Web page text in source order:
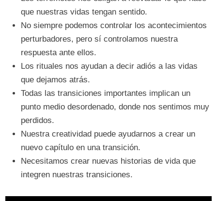
que nuestras vidas tengan sentido.
No siempre podemos controlar los acontecimientos
perturbadores, pero sí controlamos nuestra
respuesta ante ellos.
Los rituales nos ayudan a decir adiós a las vidas
que dejamos atrás.
Todas las transiciones importantes implican un
punto medio desordenado, donde nos sentimos muy
perdidos.
Nuestra creatividad puede ayudarnos a crear un
nuevo capítulo en una transición.
Necesitamos crear nuevas historias de vida que
integren nuestras transiciones.